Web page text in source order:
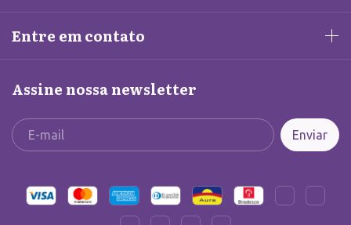
Entre em contato
Assine nossa newsletter